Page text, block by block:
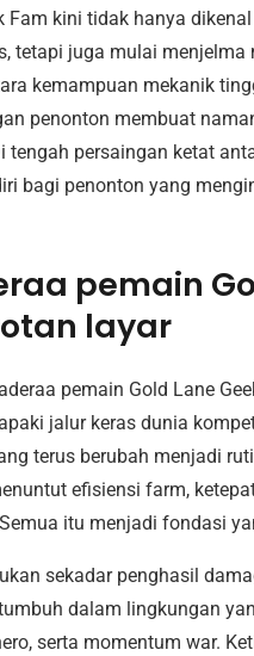
Fam kini tidak hanya
tetapi juga mulai
kemampuan mekanik
penonton membuat
tengah persaingan ketat
bagi penonton yang
pemain
layar
pemain Gold Lane
jalur keras dunia
terus berubah menjadi
efisiensi farm,
itu menjadi fondasi
sekadar penghasil
dalam lingkungan
serta momentum war.